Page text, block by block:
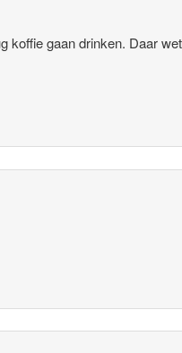
koffie gaan drinken. Daar